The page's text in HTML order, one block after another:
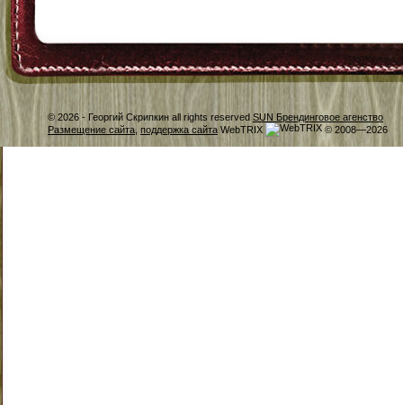
© 2026 - Георгий Скрипкин all rights reserved SUN Брендинговое агенство
Размещение сайта, поддержка сайта WebTRIX © 2008—2026